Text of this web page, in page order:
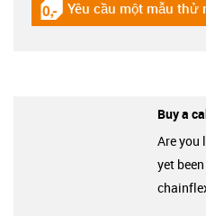
igus-icon-gratismuster
Yêu cầu một mẫu thử
Buy a
Are you
yet